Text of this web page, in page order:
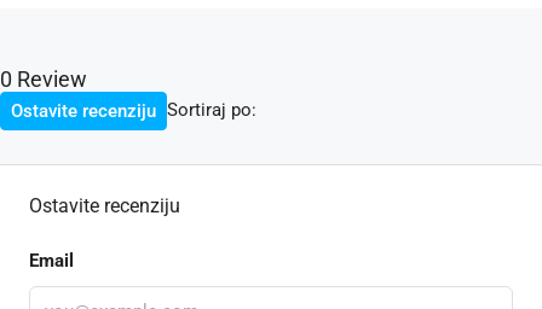
0 Review
Sortiraj po:
Ostavite recenziju
Ostavite recenziju
Email